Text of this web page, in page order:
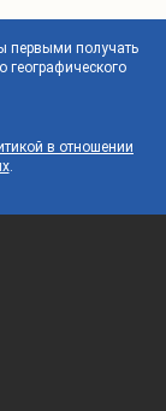
первыми получать
географического
в отношении
.